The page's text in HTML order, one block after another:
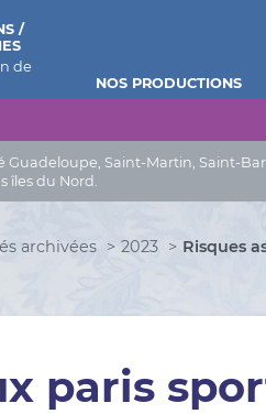
Saint-Martin, Saint-
îles du Nord.
/
NOS PRODUCTIONS
archivées 2023
Risques
paris